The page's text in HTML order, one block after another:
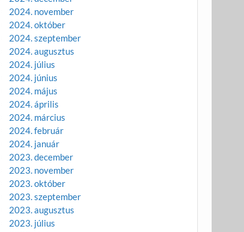
2024. november
2024. október
2024. szeptember
2024. augusztus
2024. július
2024. június
2024. május
2024. április
2024. március
2024. február
2024. január
2023. december
2023. november
2023. október
2023. szeptember
2023. augusztus
2023. július